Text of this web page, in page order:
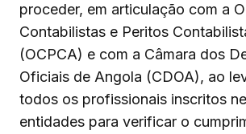
proceder, em articulação com a
Contabilistas e Peritos
(OCPCA) e com a Câmara dos
Oficiais de Angola (CDOA), ao
todos os profissionais inscritos
entidades para verificar o